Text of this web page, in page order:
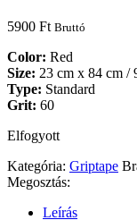
5900 Ft Bruttó
Color: Red
Size: 23 cm x 84 cm /
Type: Standard
Grit: 60
Elfogyott
Kategória: Griptape
Megosztás:
Leírás